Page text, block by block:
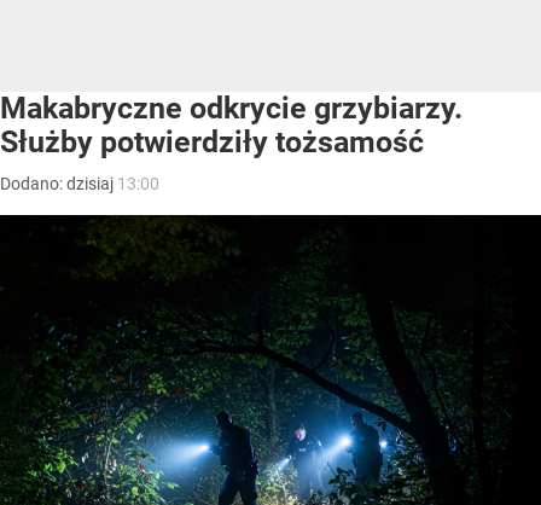
Makabryczne odkrycie grzybiarzy.
Służby potwierdziły tożsamość
Dodano:dzisiaj 13:00